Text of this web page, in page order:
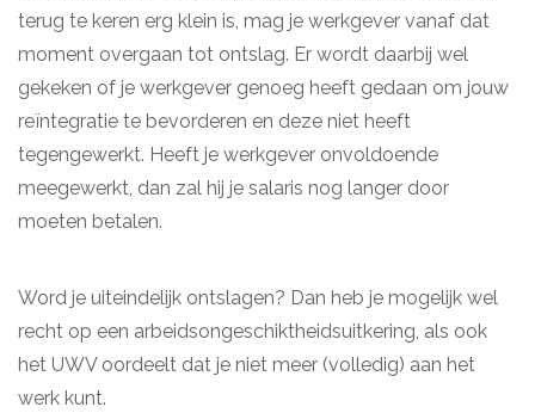
terug te keren erg klein is, mag je werkgever vanaf dat
moment overgaan tot ontslag. Er wordt daarbij wel
gekeken of je werkgever genoeg heeft gedaan om jouw
reïntegratie te bevorderen en deze niet heeft
tegengewerkt. Heeft je werkgever onvoldoende
meegewerkt, dan zal hij je salaris nog langer door
moeten betalen.
Word je uiteindelijk ontslagen? Dan heb je mogelijk wel
recht op een arbeidsongeschiktheidsuitkering, als ook
het UWV oordeelt dat je niet meer (volledig) aan het
werk kunt.